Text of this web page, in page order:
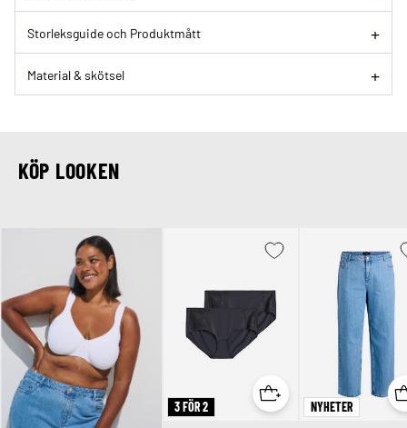
Storleksguide och Produktmått
Material & skötsel
KÖP LOOKEN
3 FÖR 2 NYHETER